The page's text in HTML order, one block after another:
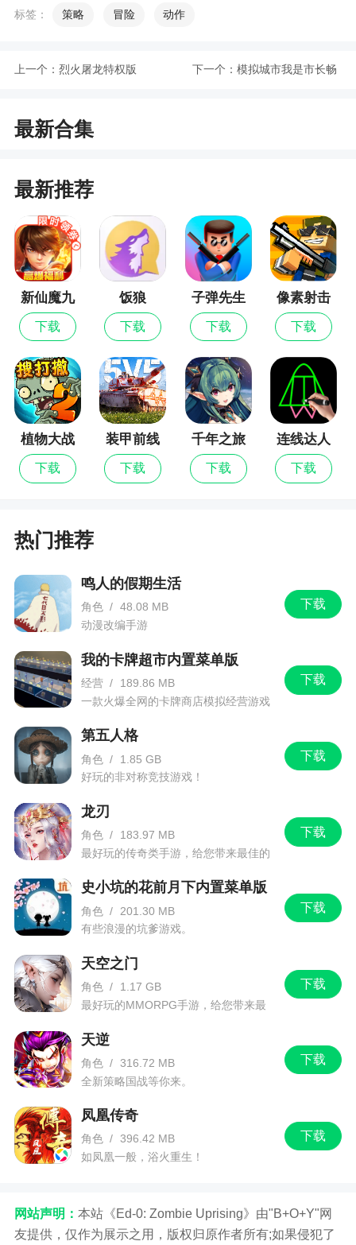
Q：为什么官方同学回复经常性不及时，不怕被
A：官方同学只是兼职接……接待大家并回应大
间歇性断线，况且官方同学能说又会唱，可爱又耐
***，你打不下手的。
A：请移步隔壁论坛，会尽可能回复大家的疑问
的。
游戏攻略
1、日常活动刷蘑菇番茄什么的打到最后一关
时，要是掉落数量太少，可以离开战斗重打，不会
减少次数，体力也只扣2点
2、多个角色同时攻击1个敌人比分开攻击的伤
害高，这就是合击，有进一步增加合击伤害的队长
技
3、对敌人造成的过量伤害越多，他所掉落的回
血小水晶和怒气小水晶就越多
请奖励，买1个月卡也是直接到v3
5、角色进化升星之后必杀技会重置为1级，所
以角色未满星之前不用给他升级技能
6、活动、挑战、庇护所、买体力次数、月卡钻
石等等的刷新时间是每天5:00，不是24:00
7、三星以上角色卡卖掉能获得一些水晶，最好
不要当狗粮吃掉，水晶攒够150个可换5星卡
8、准备开始多次扫荡的时候把队长换成夜刃，
队员换成最需要升级的角色，扫荡完记得把队长换
回你的最强卡
9、战斗中的 菜单-设定 里面可以改自动战斗的
吃药设定，建议关闭或将吃药血量调低，避免浪费
药
10、每天前2次买体力和前1次买金币都是很划
算的，买金币有时会暴击出3到10倍的金币
游戏特色
1、跨服P：团队荣耀 多样竞技 超然巅峰对决
2、多种放置战斗等你前来，还有很多的战役等
着你
3、炫丽卡牌：百变时装 萌妹御姐 舔屏超养眼
4、从参与首测的玩家和媒体反馈来看，血族的
美术水准堪称顶级。游戏UI华丽而精致，拥有典型
的哥特式风格，搭配吸血鬼的故事题材，形成了独
5、美术革新，全新的美术效果为你带来焕然一
新的游戏世界
标签： 策略 冒险 动作
上一个： 烈火屠龙特权版 下一个： 模拟城市我是市长畅
最新合集
最新推荐
新仙魔九
界
下载
饭狼
下载
子弹先生
下载
像素射击
下载
植物大战
僵尸2
下载
装甲前线
下载
千年之旅
下载
连线达人
下载
热门推荐
下载
鸣人的假期生活
角色 / 48.08 MB
动漫改编手游
下载
我的卡牌超市内置菜单版
经营 /
189.86 MB
一款火爆全网的卡牌商店模拟经营游戏
下载
第五人格
角色 /
1.85 GB
好玩的非对称竞技游戏！
下载
龙刃
角色 /
183.97 MB
最好玩的传奇类手游，给您带来最佳的
下载
史小坑的花前月下内置菜单版
角色 /
201.30 MB
有些浪漫的坑爹游戏。
下载
天空之门
角色 /
1.17 GB
最好玩的MMORPG手游，给您带来最
下载
天逆
角色 / 316.72 MB
全新策略国战等你来。
下载
凤凰传奇
角色 / 396.42 MB
如凤凰一般，浴火重生！
网站声明： 本站《Ed-0: Zombie Uprising》由"B+O+Y"网
友提供，仅作为展示之用，版权归原作者所有;如果侵犯了